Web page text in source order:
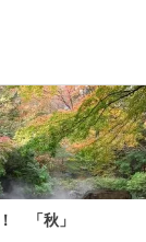
「秋」